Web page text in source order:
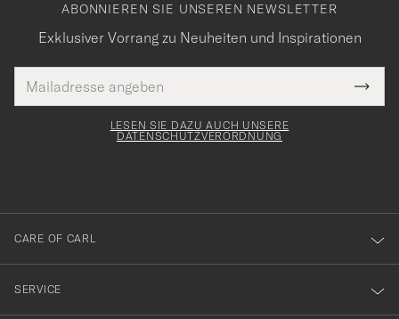
ABONNIEREN SIE UNSEREN NEWSLETTER
Exklusiver Vorrang zu Neuheiten und Inspirationen
Mail
Adresse
Tack
för
dig
till
vårt
nyhetsbrev!
LESEN SIE DAZU AUCH UNSERE
DATENSCHUTZVERORDNUNG
CARE OF CARL
SERVICE